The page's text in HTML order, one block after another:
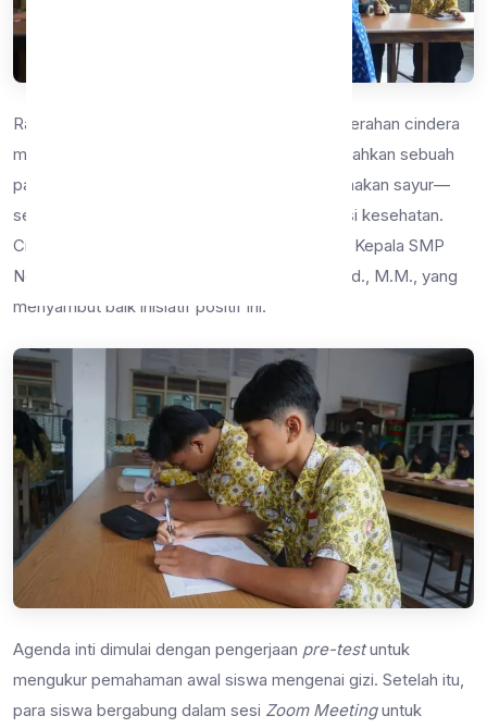
Rangkaian acara diawali dengan prosesi penyerahan cindera
mata secara simbolis. Pihak PERSAGI menyerahkan sebuah
parcel sayur—sebagai simbol ajakan gemar makan sayur—
serta piagam penghargaan dan poster edukasi kesehatan.
Cindera mata tersebut diterima langsung oleh Kepala SMP
Negeri 9 Malang, Bapak Bambang Suwaji, S.Pd., M.M., yang
menyambut baik inisiatif positif ini.
Agenda inti dimulai dengan pengerjaan pre-testuntuk
mengukur pemahaman awal siswa mengenai gizi. Setelah itu,
para siswa bergabung dalam sesi Zoom Meetinguntuk